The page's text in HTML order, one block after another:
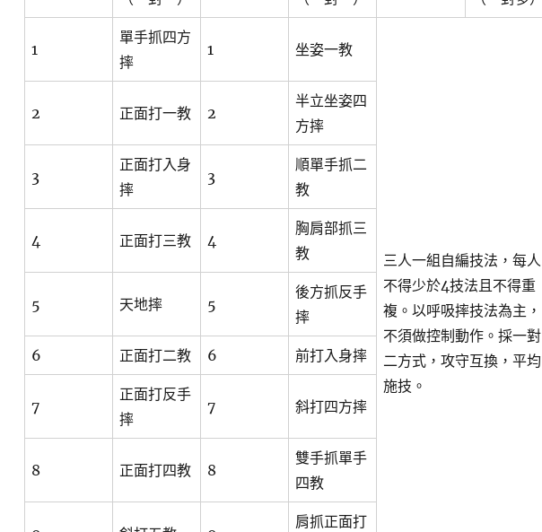
1
單手抓四方
摔
1 坐姿一教
三人一組自編技法，每人
不得少於4技法且不得重
複。以呼吸摔技法為主，
不須做控制動作。採一對
二方式，攻守互換，平均
施技。
2 正面打一教 2
半立坐姿四
方摔
3
正面打入身
摔
3
順單手抓二
教
4 正面打三教 4
胸肩部抓三
教
5 天地摔 5
後方抓反手
摔
6 正面打二教 6 前打入身摔
7
正面打反手
摔
7 斜打四方摔
8 正面打四教 8
雙手抓單手
四教
肩抓正面打